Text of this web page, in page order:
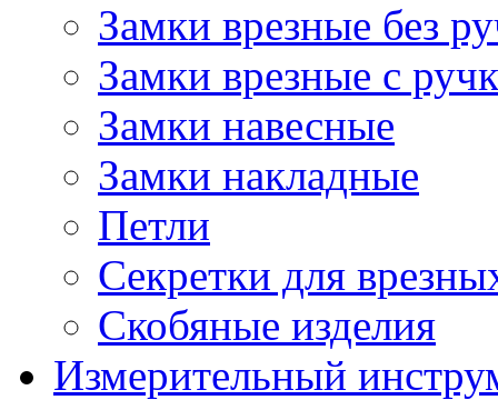
Замки врезные без
Замки врезные с
Замки навесные
Замки накладные
Петли
Секретки для
Скобяные изделия
Измерительный